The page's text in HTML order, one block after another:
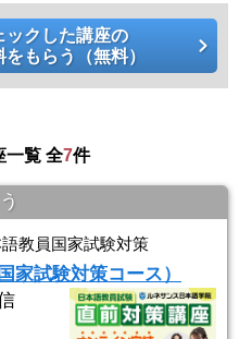
ックした講座の
をもらう（無料）
一覧 全7件
教員国家試験対策
家試験対策コース）